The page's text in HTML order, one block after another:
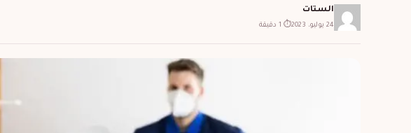
الستات
24 يوليو، 2023 ⏱ 1 دقيقة